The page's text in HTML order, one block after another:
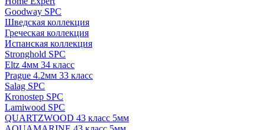
Goodway SPC
Шведская коллекция
Греческая коллекция
Испанская коллекция
Stronghold SPC
Eltz 4мм 34 класс
Prague 4.2мм 33 класс
Salag SPC
Kronostep SPC
Lamiwood SPC
QUARTZWOOD 43 класс 5мм